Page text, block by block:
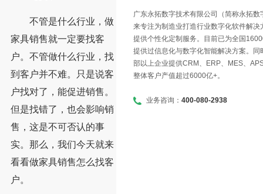
不管是什么行业，做
家具销售就一定要找客
户。不管做什么行业，找
到客户并不难。只是说客
户找对了，能促进销售。
但是找错了，也会影响销
售，这是不可否认的事
实。那么，我们今天就来
看看做家具销售怎么找客
户。
广东永拓数字技术有限公司（简称永拓
来专注为制造业打造行业数字化软件解决
提供个性化定制服务。目前已为全国
提供过信息化与数字化智能解决方案。
部以上企业提供CRM、ERP、MES、
整体客户产值超过6000亿+。
业务咨询： 400-080-2938